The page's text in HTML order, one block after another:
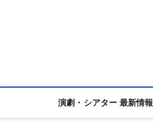
演劇・シアター 最新情報